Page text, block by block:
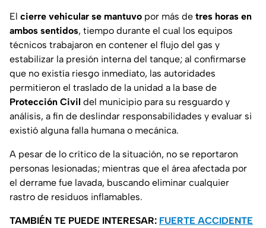
El cierre vehicular se mantuvo por más de tres horas en
ambos sentidos, tiempo durante el cual los equipos
técnicos trabajaron en contener el flujo del gas y
estabilizar la presión interna del tanque; al confirmarse
que no existía riesgo inmediato, las autoridades
permitieron el traslado de la unidad a la base de
Protección Civil del municipio para su resguardo y
análisis, a fin de deslindar responsabilidades y evaluar si
existió alguna falla humana o mecánica.
A pesar de lo crítico de la situación, no se reportaron
personas lesionadas; mientras que el área afectada por
el derrame fue lavada, buscando eliminar cualquier
rastro de residuos inflamables.
TAMBIÉN TE PUEDE INTERESAR: FUERTE ACCIDENTE